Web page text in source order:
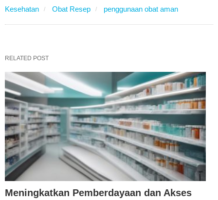
Kesehatan Obat Resep penggunaan obat aman
RELATED POST
Meningkatkan Pemberdayaan dan Akses